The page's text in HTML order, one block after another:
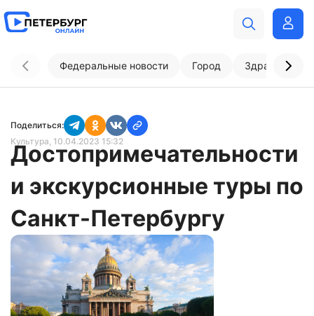
Федеральные новости Город
Поделиться:
Культура, 10.04.2023 15:32
Достопримечательности
и экскурсионные туры по
Санкт-Петербургу